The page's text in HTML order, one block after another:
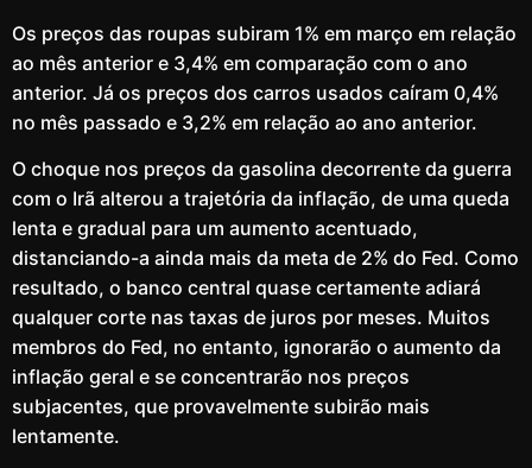
Os preços das roupas subiram 1% em março em relação
ao mês anterior e 3,4% em comparação com o ano
anterior. Já os preços dos carros usados ​​caíram 0,4%
no mês passado e 3,2% em relação ao ano anterior.
O choque nos preços da gasolina decorrente da guerra
com o Irã alterou a trajetória da inflação, de uma queda
lenta e gradual para um aumento acentuado,
distanciando-a ainda mais da meta de 2% do Fed. Como
resultado, o banco central quase certamente adiará
qualquer corte nas taxas de juros por meses. Muitos
membros do Fed, no entanto, ignorarão o aumento da
inflação geral e se concentrarão nos preços
subjacentes, que provavelmente subirão mais
lentamente.